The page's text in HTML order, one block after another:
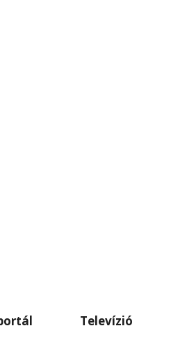
Televízió